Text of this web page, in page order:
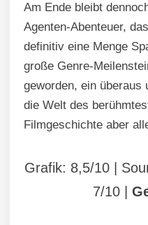
Am Ende bleibt
Agenten-Abenteuer,
definitiv eine Menge
große Genre-
geworden, ein überaus
die Welt des
Filmgeschichte aber
Grafik: 8,5/10 |
7/10 |